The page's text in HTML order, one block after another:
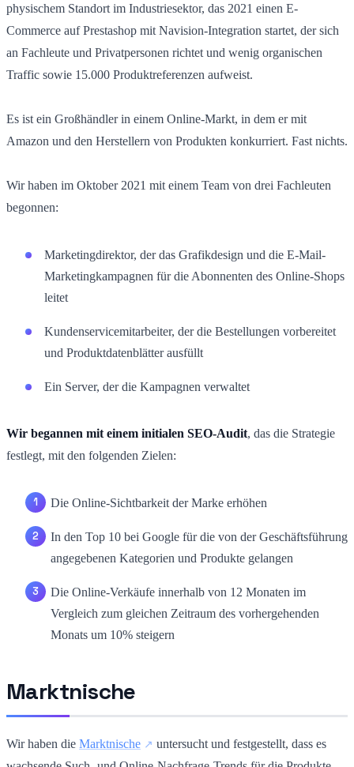
physischem Standort im Industriesektor, das 2021 einen E-
Commerce auf Prestashop mit Navision-Integration startet, der sich
an Fachleute und Privatpersonen richtet und wenig organischen
Traffic sowie 15.000 Produktreferenzen aufweist.
Es ist ein Großhändler in einem Online-Markt, in dem er mit
Amazon und den Herstellern von Produkten konkurriert. Fast nichts.
Wir haben im Oktober 2021 mit einem Team von drei Fachleuten
begonnen:
Marketingdirektor, der das Grafikdesign und die E-Mail-
Marketingkampagnen für die Abonnenten des Online-Shops
leitet
Kundenservicemitarbeiter, der die Bestellungen vorbereitet
und Produktdatenblätter ausfüllt
Ein Server, der die Kampagnen verwaltet
Wir begannen mit einem initialen SEO-Audit, das die Strategie
festlegt, mit den folgenden Zielen:
Die Online-Sichtbarkeit der Marke erhöhen
In den Top 10 bei Google für die von der Geschäftsführung
angegebenen Kategorien und Produkte gelangen
Die Online-Verkäufe innerhalb von 12 Monaten im
Vergleich zum gleichen Zeitraum des vorhergehenden
Monats um 10% steigern
Marktnische
Wir haben die Marktnische
untersucht und festgestellt, dass es